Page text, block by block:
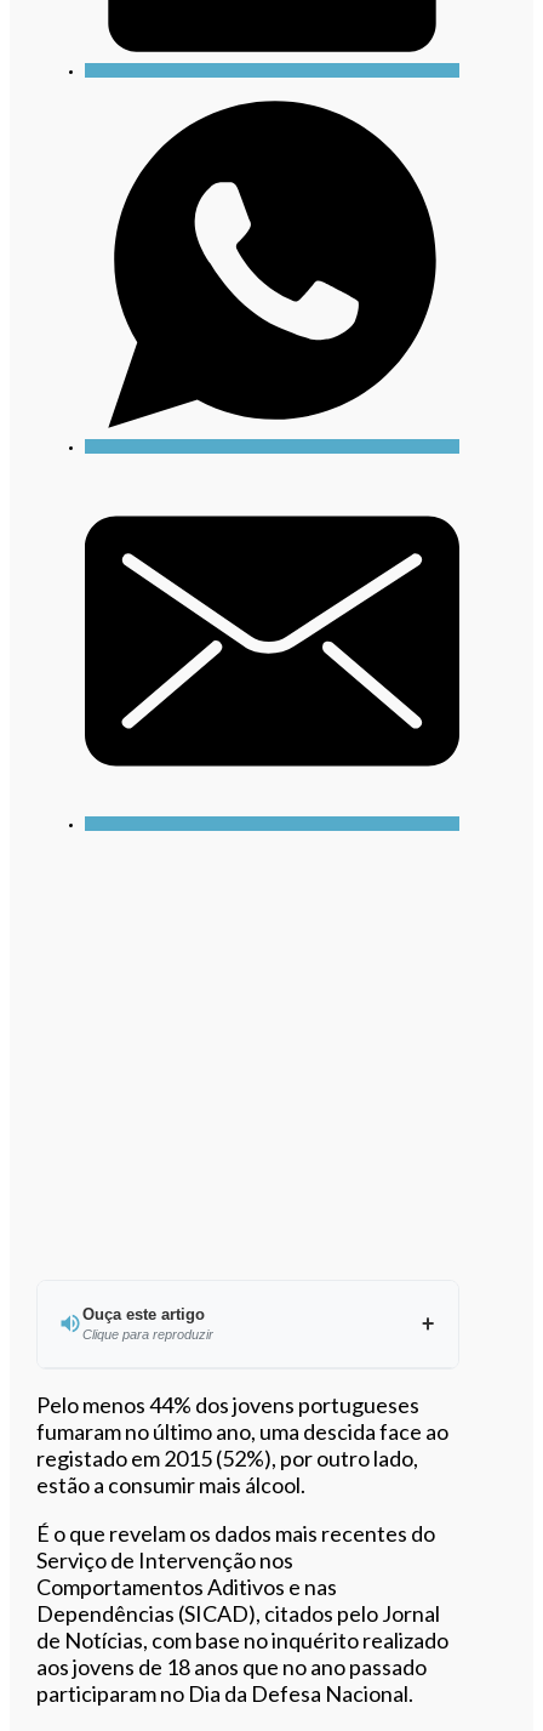
Ouça este artigo
Clique para reproduzir
Ouvir este artigo
Pelo menos 44% dos jovens portugueses
fumaram no último ano, uma descida face ao
registado em 2015 (52%), por outro lado,
estão a consumir mais álcool.
É o que revelam os dados mais recentes do
Serviço de Intervenção nos
Comportamentos Aditivos e nas
Dependências (SICAD), citados pelo Jornal
de Notícias, com base no inquérito realizado
aos jovens de 18 anos que no ano passado
participaram no Dia da Defesa Nacional.